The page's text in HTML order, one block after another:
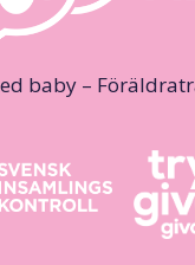
baby –